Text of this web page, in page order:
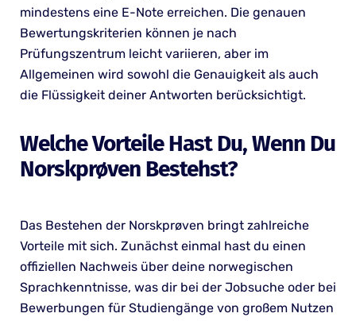
mindestens eine E-Note erreichen. Die genauen
Bewertungskriterien können je nach
Prüfungszentrum leicht variieren, aber im
Allgemeinen wird sowohl die Genauigkeit als auch
die Flüssigkeit deiner Antworten berücksichtigt.
Welche Vorteile Hast Du, Wenn Du
Norskprøven Bestehst?
Das Bestehen der Norskprøven bringt zahlreiche
Vorteile mit sich. Zunächst einmal hast du einen
offiziellen Nachweis über deine norwegischen
Sprachkenntnisse, was dir bei der Jobsuche oder bei
Bewerbungen für Studiengänge von großem Nutzen